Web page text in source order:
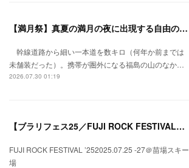
【満月祭】真夏の満月の夜に出現する自由の桃源郷。
幹線道路から細い一本道を数キロ（何年か前までは
未舗装だった）。携帯が圏外になる福島の山のなか…
2026.07.30 01:19
【ブラリフェス25／FUJI ROCK FESTIVAL】日本の夏にはフジロックが欠かせない。
FUJI ROCK FESTIVAL ’252025.07.25 -27＠苗場スキー
場